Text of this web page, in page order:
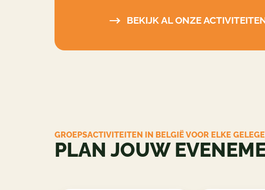
BEKIJK AL ONZE
GROEPSACTIVITEITEN IN BELGIË VOOR ELKE
PLAN JOUW